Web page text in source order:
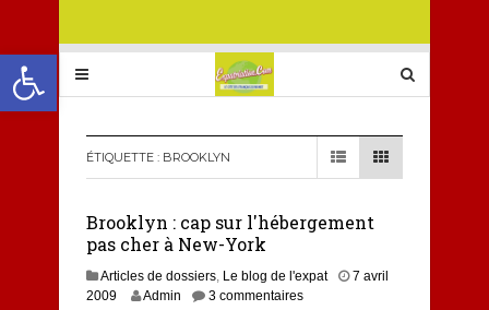
Ouvrir la barre d’outils
ÉTIQUETTE : BROOKLYN
Brooklyn : cap sur l'hébergement
pas cher à New-York
Articles de dossiers, Le blog de l'expat
7 avril
2009
Admin 3 commentaires